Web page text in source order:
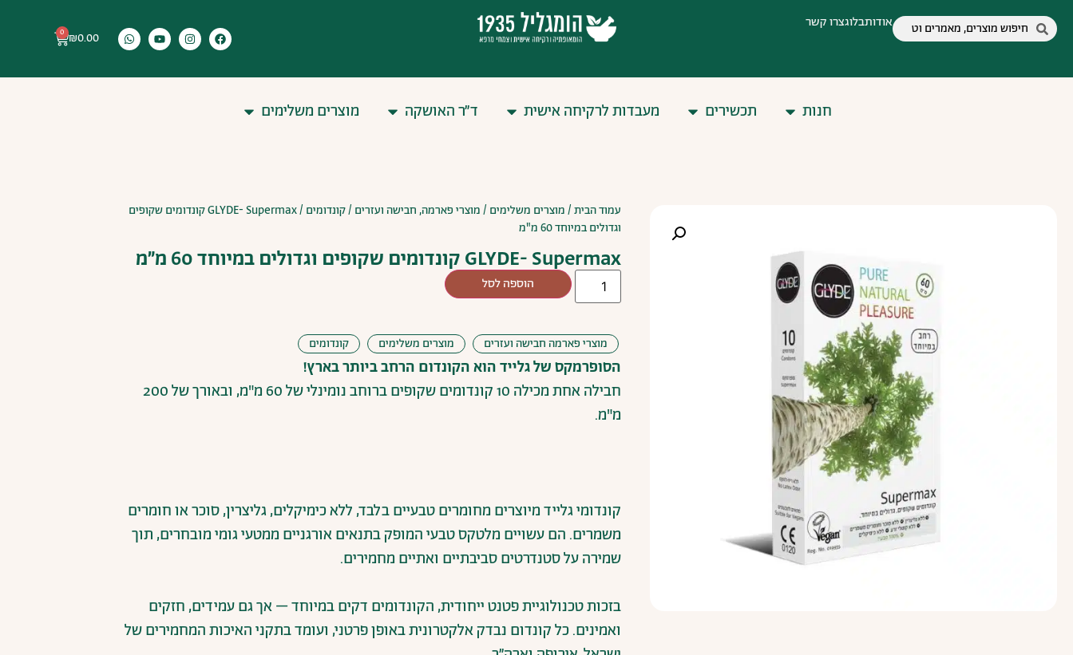
אודותבלוגצרו קשר
₪0.00
0
חנות תכשירים מעבדות לרקיחה אישית ד״ר האושקה מוצרים משלימים
עמוד הבית / מוצרים משלימים / מוצרי פארמה, חבישה ועזרים /קונדומים
/ GLYDE- Supermax קונדומים שקופים
וגדולים במיוחד 60 מ"מ
GLYDE- Supermax קונדומים שקופים וגדולים במיוחד 60 מ"מ
הוספה לסל
מוצרי פארמה חבישה ועזרים מוצרים משלימים קונדומים
הסופרמקס של גלייד הוא הקונדום הרחב ביותר בארץ!
חבילה אחת מכילה 10 קונדומים שקופים ברוחב נומינלי של 60 מ"מ, ובאורך של 200
מ"מ.
קונדומי גלייד מיוצרים מחומרים טבעיים בלבד, ללא כימיקלים, גליצרין, סוכר או חומרים
משמרים. הם עשויים מלטקס טבעי המופק בתנאים אורגניים ממטעי גומי מובחרים, תוך
שמירה על סטנדרטים סביבתיים ואתיים מחמירים.
בזכות טכנולוגיית פטנט ייחודית, הקונדומים דקים במיוחד – אך גם עמידים, חזקים
ואמינים. כל קונדום נבדק אלקטרונית באופן פרטני, ועומד בתקני האיכות המחמירים של